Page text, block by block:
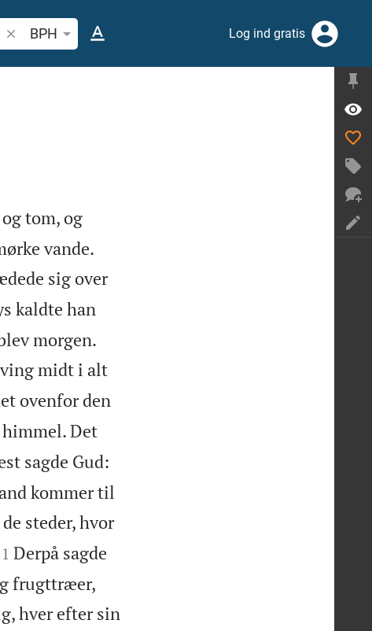
Søg efter bibelvers eller ord
BPH Log ind gratis
tom, og
vande.
sig over
kaldte han
morgen.
midt i alt
ovenfor den
Det
sagde Gud:
kommer til
steder, hvor
Derpå sagde
frugttræer,
hver efter sin